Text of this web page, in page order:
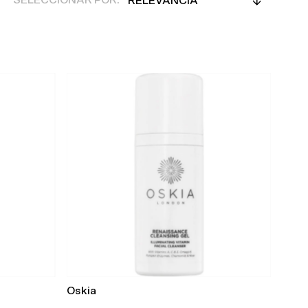
Precio, mayor a menor
Fecha: antiguo(a) a
Fecha: reciente a
antiguo(a)
Oskia